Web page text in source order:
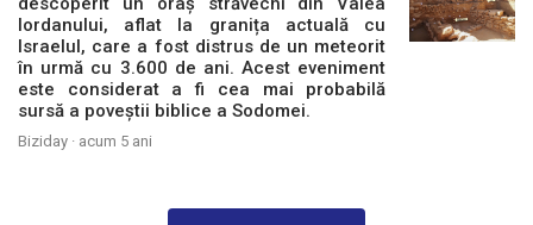
Iordanului, aflat la granița actuală cu
Israelul, care a fost distrus de un meteorit
în urmă cu 3.600 de ani. Acest eveniment
este considerat a fi cea mai probabilă
sursă a poveștii biblice a Sodomei.
Biziday · acum 5 ani